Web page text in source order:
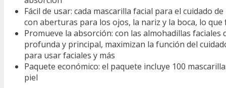
Fácil de usar: cada mascarilla facial para el cuidado
con aberturas para los ojos, la nariz y la boca, lo
Promueve la absorción: con las almohadillas
profunda y principal, maximizan la función del
para usar faciales y más
Paquete económico: el paquete incluye 100
piel